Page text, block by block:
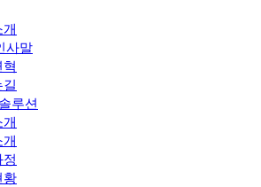
사말
루션
황